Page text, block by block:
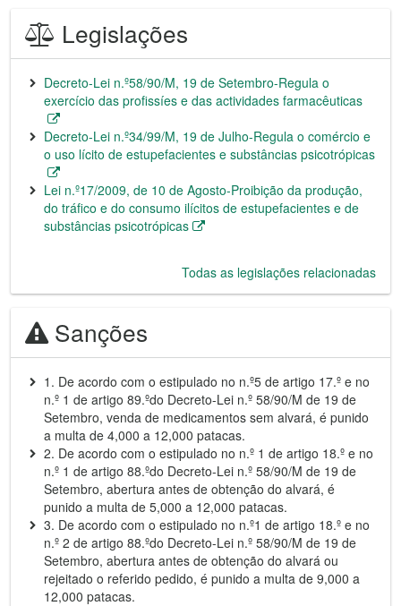
Legislações
Decreto-Lei n.º58/90/M, 19 de Setembro-Regula o
exercício das profissíes e das actividades farmacêuticas
Decreto-Lei n.º34/99/M, 19 de Julho-Regula o comércio e
o uso lícito de estupefacientes e substâncias psicotrópicas
Lei n.º17/2009, de 10 de Agosto-Proibição da produção,
do tráfico e do consumo ilícitos de estupefacientes e de
substâncias psicotrópicas
Todas as legislações relacionadas
Sanções
1. De acordo com o estipulado no n.º5 de artigo 17.º e no
n.º 1 de artigo 89.ºdo Decreto-Lei n.º 58/90/M de 19 de
Setembro, venda de medicamentos sem alvará, é punido
a multa de 4,000 a 12,000 patacas.
2. De acordo com o estipulado no n.º 1 de artigo 18.º e no
n.º 1 de artigo 88.ºdo Decreto-Lei n.º 58/90/M de 19 de
Setembro, abertura antes de obtenção do alvará, é
punido a multa de 5,000 a 12,000 patacas.
3. De acordo com o estipulado no n.º1 de artigo 18.º e no
n.º 2 de artigo 88.ºdo Decreto-Lei n.º 58/90/M de 19 de
Setembro, abertura antes de obtenção do alvará ou
rejeitado o referido pedido, é punido a multa de 9,000 a
12,000 patacas.